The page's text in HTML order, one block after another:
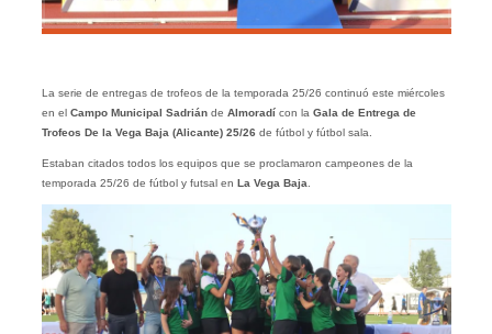
La serie de entregas de trofeos de la temporada 25/26 continuó este miércoles
en el Campo Municipal Sadrián de Almoradícon la Gala de Entrega de
Trofeos De la Vega Baja (Alicante) 25/26 de fútbol y fútbol sala.
Estaban citados todos los equipos que se proclamaron campeones de la
temporada 25/26 de fútbol y futsal en La Vega Baja